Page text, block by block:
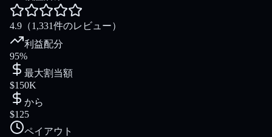
4.9 （1,331件のレビュー）
利益配分
95%
最大割当額
$150K
から
$125
ペイアウト